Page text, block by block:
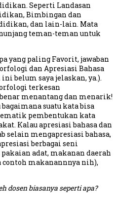
Seperti Landasan
Bimbingan dan
dan lain-lain. Mata
teman-teman untuk
yang paling Favorit, jawaban
dan Apresiasi Bahasa
belum saya jelaskan, ya.).
terkesan
menantang dan menarik!
suatu kata bisa
pembentukan kata
Kalau apresiasi bahasa dan
selain mengapresiasi bahasa,
berbagai seni
adat, makanan daerah
contoh makanannnya nih),
dosen biasanya seperti apa?